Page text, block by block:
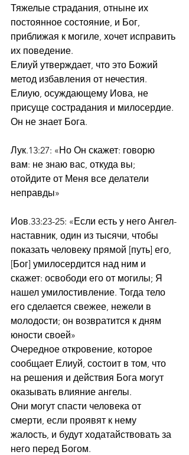
Тяжелые страдания, отныне их
постоянное состояние, и Бог,
приближая к могиле, хочет исправить
их поведение.
Елиуй утверждает, что это Божий
метод избавления от нечестия.
Елиую, осуждающему Иова, не
присуще сострадания и милосердие.
Он не знает Бога.
Лук.13:27: «Но Он скажет: говорю
вам: не знаю вас, откуда вы;
отойдите от Меня все делатели
неправды»
Иов.33:23-25: «Если есть у него Ангел-
наставник, один из тысячи, чтобы
показать человеку прямой [путь] его,
[Бог] умилосердится над ним и
скажет: освободи его от могилы; Я
нашел умилостивление. Тогда тело
его сделается свежее, нежели в
молодости; он возвратится к дням
юности своей»
Очередное откровение, которое
сообщает Елиуй, состоит в том, что
на решения и действия Бога могут
оказывать влияние ангелы.
Они могут спасти человека от
смерти, если проявят к нему
жалость, и будут ходатайствовать за
него перед Богом.